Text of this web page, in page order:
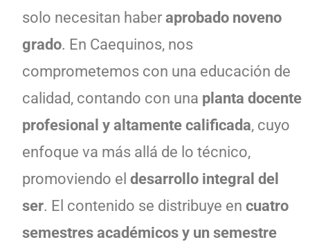
solo necesitan haber aprobado noveno
grado. En Caequinos, nos
comprometemos con una educación de
calidad, contando con una planta docente
profesional y altamente calificada, cuyo
enfoque va más allá de lo técnico,
promoviendo el desarrollo integral del
ser. El contenido se distribuye en cuatro
semestres académicos y un semestre